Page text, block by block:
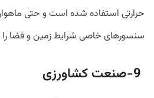
حرارتی استفاده شده است و حتی
سنسور‌های خاصی شرایط زمین و فضا را